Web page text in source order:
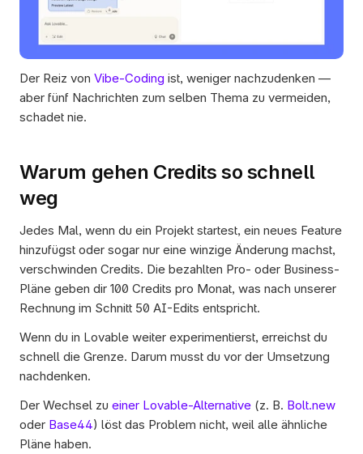
Der Reiz von Vibe-Coding ist, weniger nachzudenken —
aber fünf Nachrichten zum selben Thema zu vermeiden,
schadet nie.
Warum gehen Credits so schnell
weg
Jedes Mal, wenn du ein Projekt startest, ein neues Feature
hinzufügst oder sogar nur eine winzige Änderung machst,
verschwinden Credits. Die bezahlten Pro- oder Business-
Pläne geben dir 100 Credits pro Monat, was nach unserer
Rechnung im Schnitt 50 AI-Edits entspricht.
Wenn du in Lovable weiter experimentierst, erreichst du
schnell die Grenze. Darum musst du vor der Umsetzung
nachdenken.
Der Wechsel zu einer Lovable-Alternative (z. B. Bolt.new
oder Base44) löst das Problem nicht, weil alle ähnliche
Pläne haben.